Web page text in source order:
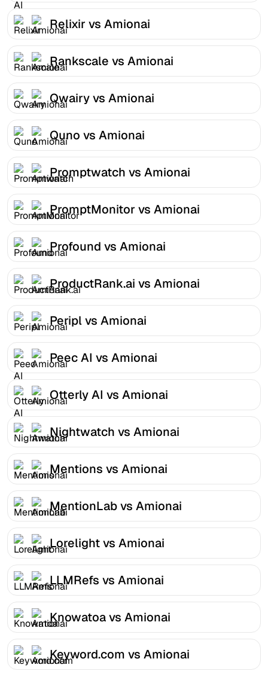
Relixir vs Amionai
Rankscale vs Amionai
Qwairy vs Amionai
Quno vs Amionai
Promptwatch vs Amionai
PromptMonitor vs Amionai
Profound vs Amionai
ProductRank.ai vs Amionai
Peripl vs Amionai
Peec AI vs Amionai
Otterly AI vs Amionai
Nightwatch vs Amionai
Mentions vs Amionai
MentionLab vs Amionai
Lorelight vs Amionai
LLMRefs vs Amionai
Knowatoa vs Amionai
Keyword.com vs Amionai